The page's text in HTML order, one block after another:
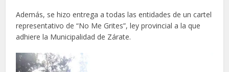
Además, se hizo entrega a todas las entidades de un cartel
representativo de “No Me Grites”, ley provincial a la que
adhiere la Municipalidad de Zárate.